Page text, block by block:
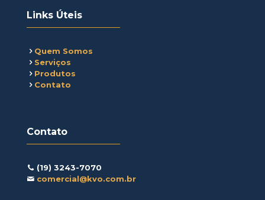
Links Úteis
Quem Somos
Serviços
Produtos
Contato
Contato
(19) 3243-7070
comercial@kvo.com.br